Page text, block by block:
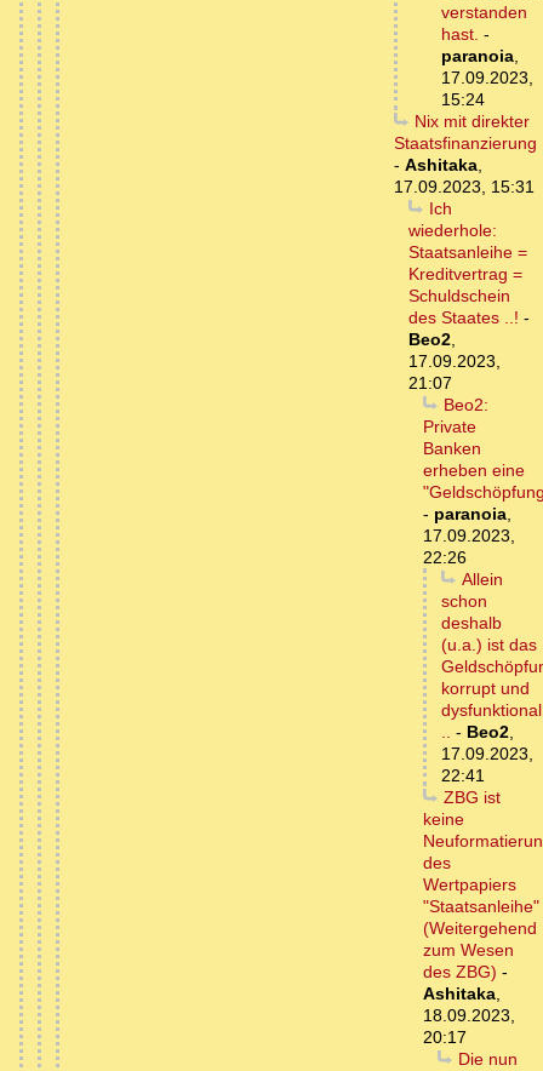
verstanden
hast. -
paranoia,
17.09.2023,
15:24
Nix mit direkter
Staatsfinanzierung
- Ashitaka,
17.09.2023, 15:31
Ich
wiederhole:
Staatsanleihe =
Kreditvertrag =
Schuldschein
des Staates ..! -
Beo2,
17.09.2023,
21:07
Beo2:
Private
Banken
erheben eine
- paranoia,
17.09.2023,
22:26
Allein
schon
deshalb
(u.a.) ist das
korrupt und
dysfunktional
.. - Beo2,
17.09.2023,
22:41
ZBG ist
keine
des
Wertpapiers
"Staatsanleihe"
(Weitergehend
zum Wesen
des ZBG) -
Ashitaka,
18.09.2023,
20:17
Die nun